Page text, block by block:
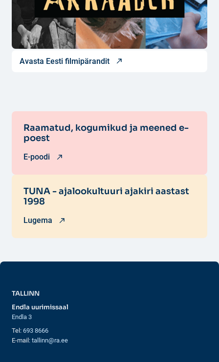
Avasta Eesti filmipärandit
Raamatud, kogumikud ja meened e-
poest
E-poodi
TUNA - ajalookultuuri ajakiri aastast
1998
Lugema
TALLINN
Endla uurimissaal
Endla 3
Tel: 693 8666
E-mail: tallinn@ra.ee